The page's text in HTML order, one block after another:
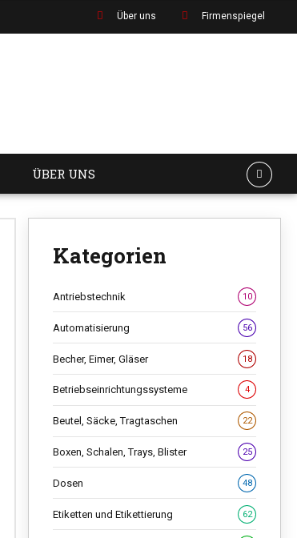
Über uns Firmenspiegel
ÜBER UNS
Kategorien
Antriebstechnik 10
Automatisierung 56
Becher, Eimer, Gläser 18
Betriebseinrichtungssysteme 4
Beutel, Säcke, Tragtaschen 22
Boxen, Schalen, Trays, Blister 25
Dosen 48
Etiketten und Etikettierung 62